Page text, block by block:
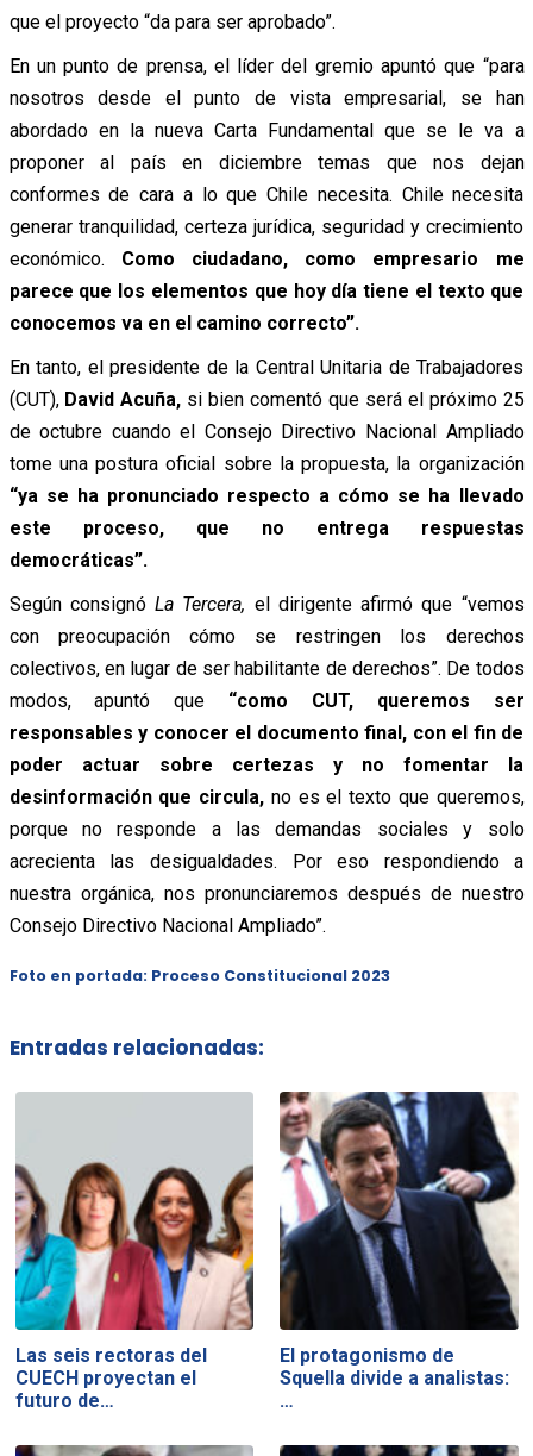
que el proyecto “da para ser aprobado”.
En un punto de prensa, el líder del gremio apuntó que “para
nosotros desde el punto de vista empresarial, se han
abordado en la nueva Carta Fundamental que se le va a
proponer al país en diciembre temas que nos dejan
conformes de cara a lo que Chile necesita. Chile necesita
generar tranquilidad, certeza jurídica, seguridad y crecimiento
económico. Como ciudadano, como empresario me
parece que los elementos que hoy día tiene el texto que
conocemos va en el camino correcto”.
En tanto, el presidente de la Central Unitaria de Trabajadores
(CUT), David Acuña, si bien comentó que será el próximo 25
de octubre cuando el Consejo Directivo Nacional Ampliado
tome una postura oficial sobre la propuesta, la organización
“ya se ha pronunciado respecto a cómo se ha llevado
este proceso, que no entrega respuestas
democráticas”.
Según consignó La Tercera, el dirigente afirmó que “vemos
con preocupación cómo se restringen los derechos
colectivos, en lugar de ser habilitante de derechos”. De todos
modos, apuntó que “como CUT, queremos ser
responsables y conocer el documento final, con el fin de
poder actuar sobre certezas y no fomentar la
desinformación que circula, no es el texto que queremos,
porque no responde a las demandas sociales y solo
acrecienta las desigualdades. Por eso respondiendo a
nuestra orgánica, nos pronunciaremos después de nuestro
Consejo Directivo Nacional Ampliado”.
Foto en portada: Proceso Constitucional 2023
Entradas relacionadas:
Las seis rectoras del
CUECH proyectan el
futuro de…
El protagonismo de
Squella divide a analistas:
…